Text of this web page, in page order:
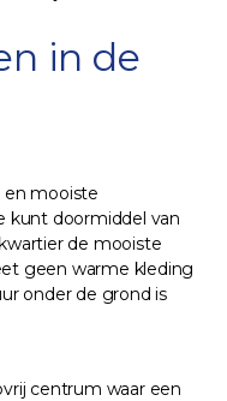
in de
mooiste
kunt doormiddel van
de mooiste
geen warme kleding
onder de grond is
centrum waar een